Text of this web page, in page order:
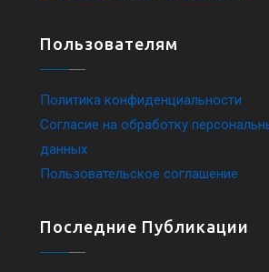
Пользователям
Политика конфиденциальности
Согласие на обработку
данных
Пользовательское соглашение
Последние Публикации